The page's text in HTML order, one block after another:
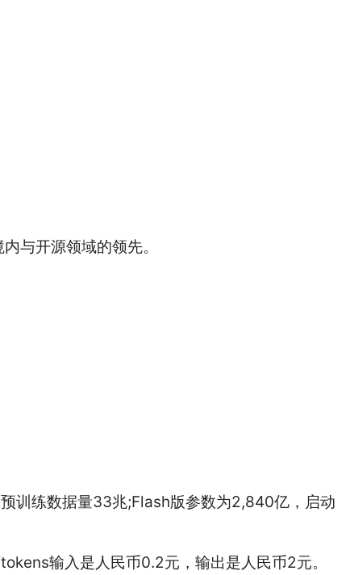
与开源领域的领先。
训练数据量33兆;Flash版参数为2,840亿，启动
输入是人民币0.2元，输出是人民币2元。